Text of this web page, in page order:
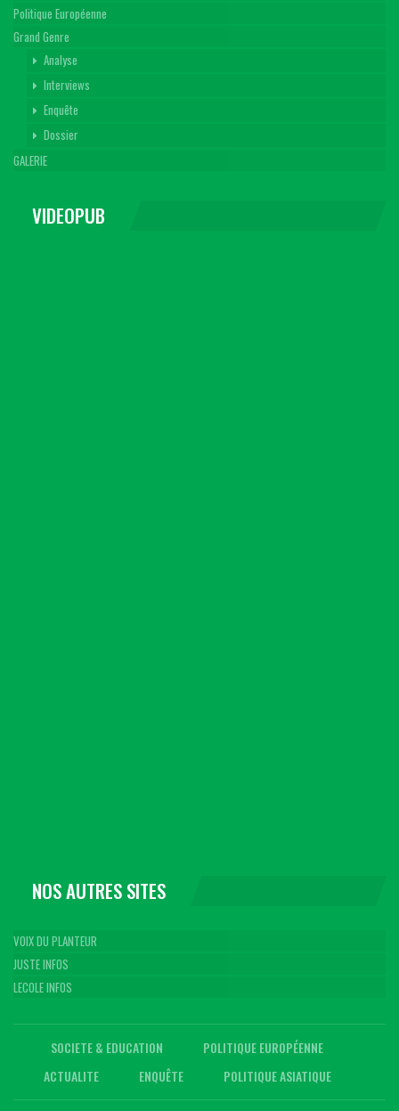
Politique Européenne
Grand Genre
Analyse
Interviews
Enquête
Dossier
GALERIE
VIDEOPUB
NOS AUTRES SITES
VOIX DU PLANTEUR
JUSTE INFOS
LECOLE INFOS
SOCIETE & EDUCATION
POLITIQUE EUROPÉENNE
ACTUALITE
ENQUÊTE POLITIQUE ASIATIQUE